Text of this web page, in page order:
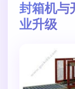
封箱机与
业升级